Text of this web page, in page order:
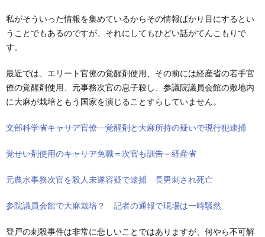
私がそういった情報を集めているからその情報ばかり目にするとい
うことでもあるのですが、それにしてもひどい話がてんこもりで
す。
最近では、エリート官僚の覚醒剤使用、その前には経産省の若手官
僚の覚醒剤使用、元事務次官の息子殺し、参議院議員会館の敷地内
に大麻が栽培ともう国家を演じることすらしていません。
文部科学省キャリア官僚 覚醒剤と大麻所持の疑いで現行犯逮捕
覚せい剤使用のキャリア免職＝次官も訓告－経産省
元農水事務次官を殺人未遂容疑で逮捕 長男刺され死亡
参院議員会館で大麻栽培？ 記者の通報で現場は一時騒然
登戸の刺殺事件は非常に悲しいことではありますが、何やら不可解